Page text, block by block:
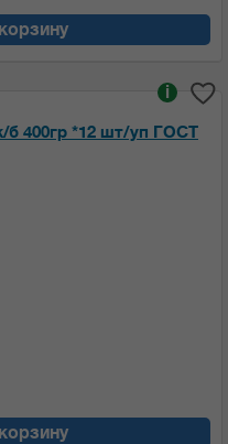
400гр *12 шт/уп ГОСТ
i